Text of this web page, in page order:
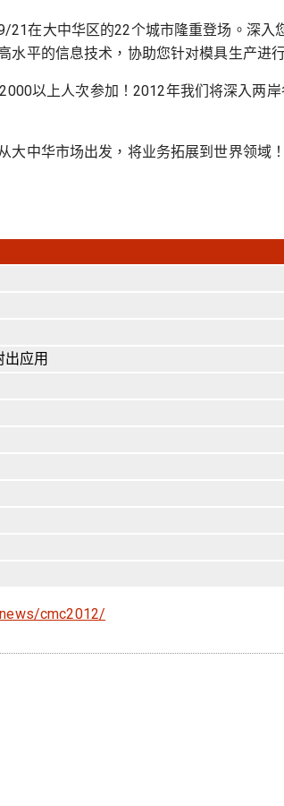
在大中华区的22个城市隆重登场。深入
平的信息技术，协助您针对模具生产进
以上人次参加！2012年我们将深入两
中华市场出发，将业务拓展到世界领域！
应用
cmc2012/